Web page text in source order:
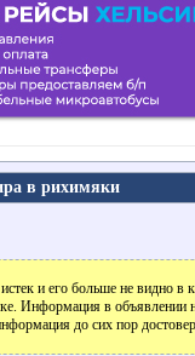
в рихимяки
и его больше не видно в
Информация в объявлении
до сих пор